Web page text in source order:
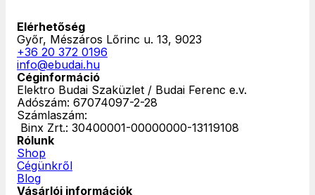
Elérhetőség
Győr, Mészáros Lőrinc u. 13, 9023
+36 20 372 0196
info@ebudai.hu
Céginformáció
Elektro Budai Szaküzlet / Budai Ferenc e.v.
Adószám: 67074097-2-28
Számlaszám:
‎ Binx Zrt.: 30400001-00000000-13119108
Rólunk
Shop
Cégünkről
Blog
Vásárlói információk